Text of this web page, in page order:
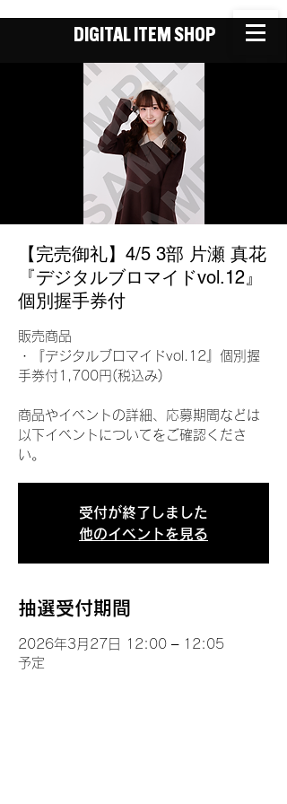
DIGITAL ITEM SHOP
【完売御礼】4/5 3部 片瀬 真花
『デジタルブロマイドvol.12』
個別握手券付
販売商品
・『デジタルブロマイドvol.12』個別握
手券付1,700円(税込み)
商品やイベントの詳細、応募期間などは
以下イベントについてをご確認くださ
い。
受付が終了しました
他のイベントを見る
抽選受付期間
2026年3月27日 12:00 – 12:05
予定